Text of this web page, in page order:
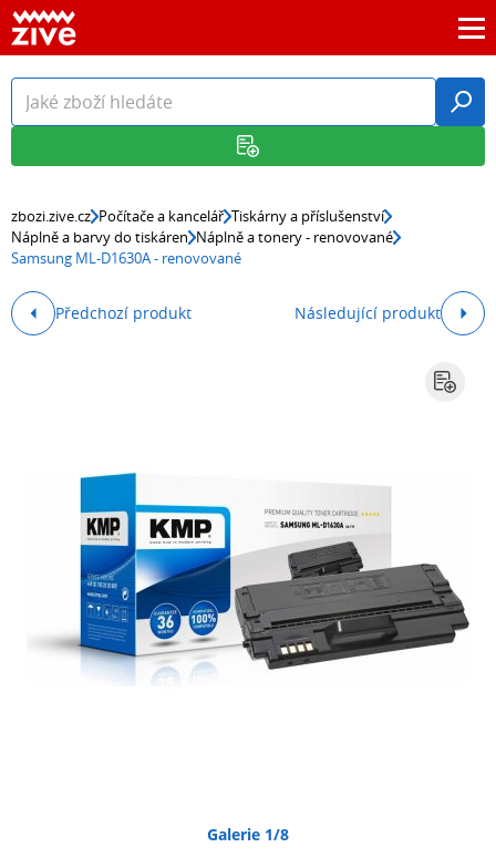
zbozi.zive.cz Počítače a kancelář Tiskárny a příslušenství
Náplně a barvy do tiskáren Náplně a tonery - renovované
Samsung ML-D1630A - renovované
Předchozí produkt Následující produkt
Galerie 1/8